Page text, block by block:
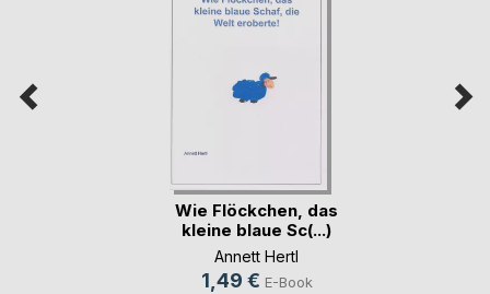
Wie Flöckchen, das
kleine blaue Sc(...)
Annett Hertl
1,49 € E-Book